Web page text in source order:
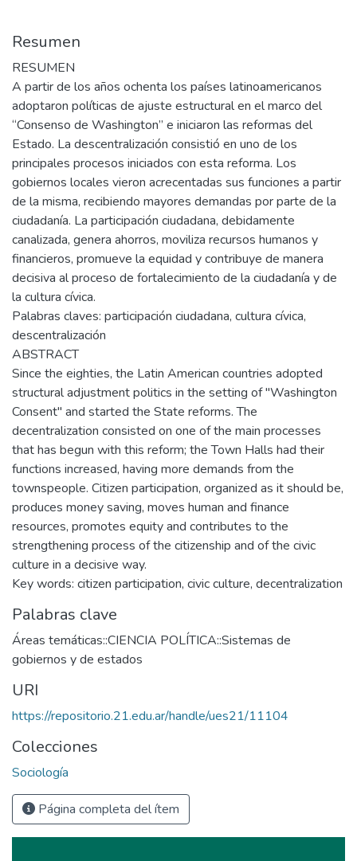
Resumen
RESUMEN
A partir de los años ochenta los países latinoamericanos
adoptaron políticas de ajuste estructural en el marco del
“Consenso de Washington” e iniciaron las reformas del
Estado. La descentralización consistió en uno de los
principales procesos iniciados con esta reforma. Los
gobiernos locales vieron acrecentadas sus funciones a partir
de la misma, recibiendo mayores demandas por parte de la
ciudadanía. La participación ciudadana, debidamente
canalizada, genera ahorros, moviliza recursos humanos y
financieros, promueve la equidad y contribuye de manera
decisiva al proceso de fortalecimiento de la ciudadanía y de
la cultura cívica.
Palabras claves: participación ciudadana, cultura cívica,
descentralización
ABSTRACT
Since the eighties, the Latin American countries adopted
structural adjustment politics in the setting of "Washington
Consent" and started the State reforms. The
decentralization consisted on one of the main processes
that has begun with this reform; the Town Halls had their
functions increased, having more demands from the
townspeople. Citizen participation, organized as it should be,
produces money saving, moves human and finance
resources, promotes equity and contributes to the
strengthening process of the citizenship and of the civic
culture in a decisive way.
Key words: citizen participation, civic culture, decentralization
Palabras clave
Áreas temáticas::CIENCIA POLÍTICA::Sistemas de
gobiernos y de estados
URI
https://repositorio.21.edu.ar/handle/ues21/11104
Colecciones
Sociología
Página completa del ítem